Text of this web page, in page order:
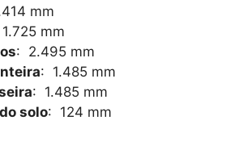
mm
mm
: 2.495 mm
: 1.485 mm
: 1.485 mm
solo: 124 mm